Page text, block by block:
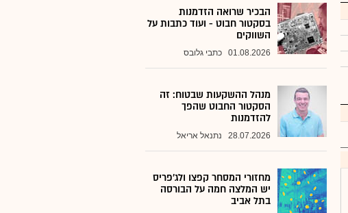
הבכיר שרואה הזדמנות
בסקטור חבוט - ועוד כתבות על
השווקים
01.08.2026 כתבי גלובס
מנהל ההשקעות שבטוח: זה
הסקטור החבוט שהפך
להזדמנות
28.07.2026 נתנאל אריאל
מחזורי המסחר קפצו ולג'פריס
יש המלצה חמה על הבורסה
בתל אביב